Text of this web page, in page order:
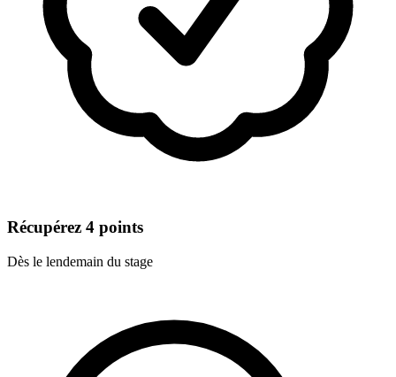
Récupérez 4 points
Dès le lendemain du stage